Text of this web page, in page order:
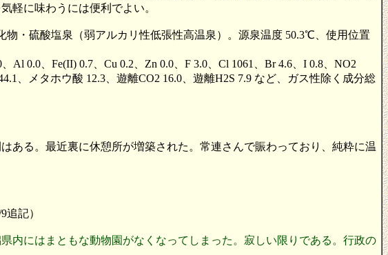
軽に味わうには便利でよい。
・硫酸塩泉（弱アルカリ性低張性高温泉）。源泉温度 50.3℃、使用位置
0.0、Fe(II) 0.7、Cu 0.2、Zn 0.0、F 3.0、Cl 1061、Br 4.6、I 0.8、NO2
、メタホウ酸 12.3、遊離CO2 16.0、遊離H2S 7.9 など、ガス性除く成分総
ある。最近裏に休憩所が増築された。常連さんで賑わっており、純粋に温
追記）
内にはまともな動物園がなくなってしまった。寂しい限りである。行政の